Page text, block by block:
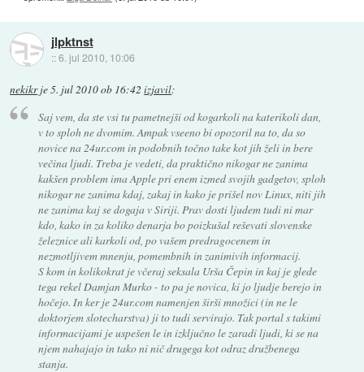
jlpktnst
::6. jul 2010, 10:06
nekikrje5. jul 2010 ob 16:42 izjavil:
Saj vem, da ste vsi tu pametnejši od kogarkoli na katerikoli dan,
v to sploh ne dvomim. Ampak vseeno bi opozoril na to, da so
novice na 24ur.com in podobnih točno take kot jih želi in bere
večina ljudi. Treba je vedeti, da praktično nikogar ne zanima
kakšen problem ima Apple pri enem izmed svojih gadgetov, sploh
nikogar ne zanima kdaj, zakaj in kako je prišel nov Linux, niti jih
ne zanima kaj se dogaja v Siriji. Prav dosti ljudem tudi ni mar
kdo, kako in za koliko denarja bo poizkušal reševati slovenske
železnice ali karkoli od, po vašem predragocenem in
nezmotljivem mnenju, pomembnih in zanimivih informacij.
S kom in kolikokrat je včeraj seksala Urša Čepin in kaj je glede
tega rekel Damjan Murko - to pa je novica, ki jo ljudje berejo in
hočejo. In ker je 24ur.com namenjen širši množici (in ne le
doktorjem slotecharstva) ji to tudi servirajo. Tak portal s takimi
informacijami je uspešen le in izključno le zaradi ljudi, ki se na
njem nahajajo in tako ni nič drugega kot odraz družbenega
stanja.